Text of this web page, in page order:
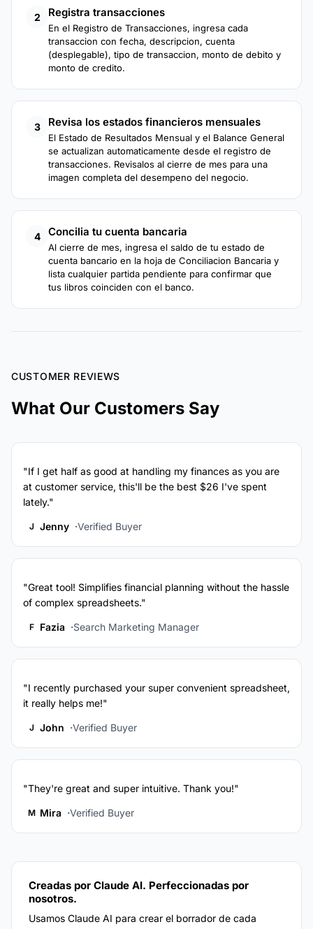
2 Registra transacciones
En el Registro de Transacciones, ingresa cada
transaccion con fecha, descripcion, cuenta
(desplegable), tipo de transaccion, monto de debito y
monto de credito.
3 Revisa los estados financieros mensuales
El Estado de Resultados Mensual y el Balance General
se actualizan automaticamente desde el registro de
transacciones. Revisalos al cierre de mes para una
imagen completa del desempeno del negocio.
4 Concilia tu cuenta bancaria
Al cierre de mes, ingresa el saldo de tu estado de
cuenta bancario en la hoja de Conciliacion Bancaria y
lista cualquier partida pendiente para confirmar que
tus libros coinciden con el banco.
CUSTOMER REVIEWS
What Our Customers Say
"If I get half as good at handling my finances as you are
at customer service, this'll be the best $26 I've spent
lately."
J Jenny Verified Buyer
"Great tool! Simplifies financial planning without the hassle
of complex spreadsheets."
F Fazia Search Marketing Manager
"I recently purchased your super convenient spreadsheet,
it really helps me!"
J John Verified Buyer
"They're great and super intuitive. Thank you!"
M Mira Verified Buyer
Creadas por Claude AI. Perfeccionadas por
nosotros.
Usamos Claude AI para crear el borrador de cada